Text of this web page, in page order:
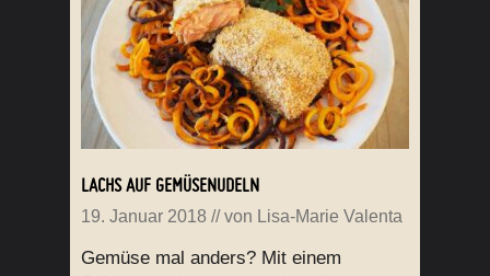
LACHS AUF GEMÜSENUDELN
19. Januar 2018 // von Lisa-Marie Valenta
Gemüse mal anders? Mit einem